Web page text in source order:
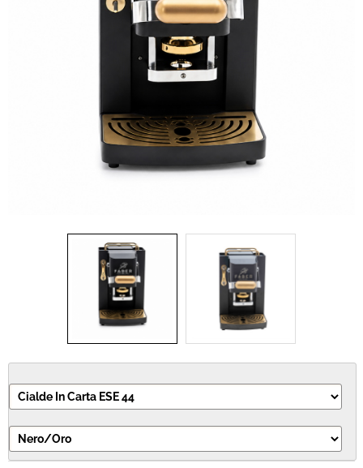
RICAMBI
SNACK & BIBITE
PRODOTTI IN OFFERTA
AREA INGROSSO
MODULO RECESSO